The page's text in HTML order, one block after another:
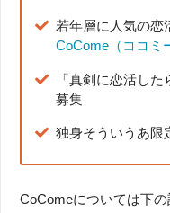
若年層に人気の恋
CoCome（ココミ
「真剣に恋活し
募集
独身そういうあ限
CoComeについては下の